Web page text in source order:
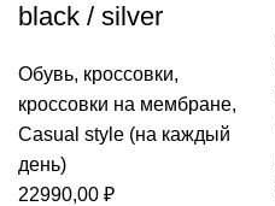
black / silver
Обувь, кроссовки,
кроссовки на мембране,
Casual style (на каждый
день)
22990,00 ₽